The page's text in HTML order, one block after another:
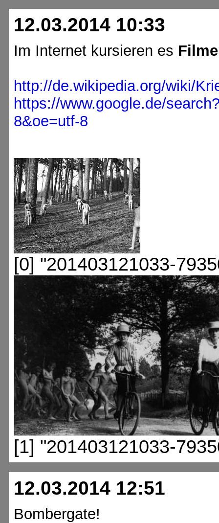
12.03.2014 10:33
Im Internet kursieren es
http://de.wikipedia.org/wiki/
https://www.google.de/
8&oe=utf-8
[0] "201403121033-
[1] "201403121033-
12.03.2014 12:51
Bombergate!